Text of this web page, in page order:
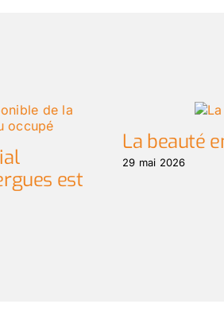
est
La beauté
29 mai 2026